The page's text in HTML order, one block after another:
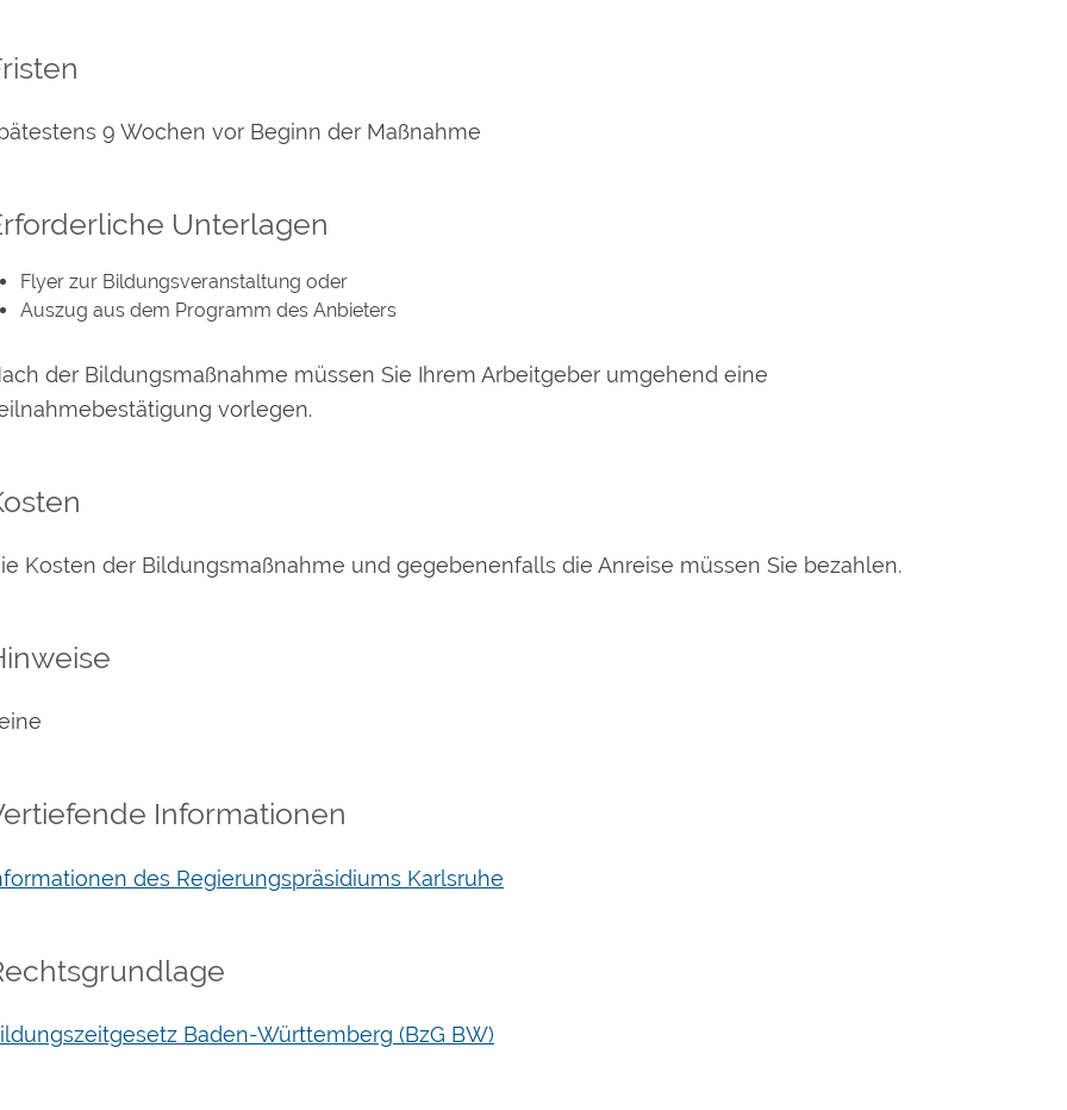
9 Wochen vor Beginn der Maßnahme
Unterlagen
Flyer zur Bildungsveranstaltung oder
Auszug aus dem Programm des Anbieters
der Bildungsmaßnahme müssen Sie Ihrem Arbeitgeber umgehend eine
vorlegen.
Kosten der Bildungsmaßnahme und gegebenenfalls die Anreise müssen Sie bezahlen.
Informationen
des Regierungspräsidiums Karlsruhe
Baden-Württemberg (BzG BW)